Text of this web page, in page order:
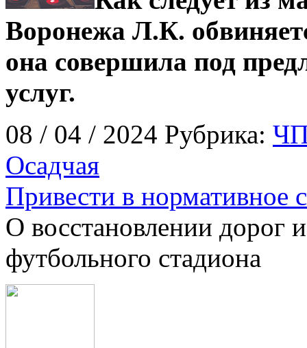
Воронежа Л.К.
она совершила под
услуг.
08 / 04 / 2024 Рубрика:
Осадчая
Привести в нормативное
О восстановлении дорог
футбольного стадиона